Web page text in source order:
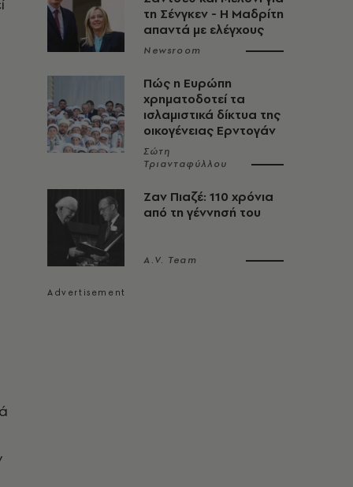
τη Σένγκεν - Η Μαδρίτη
απαντά με ελέγχους
Newsroom
Πώς η Ευρώπη
χρηματοδοτεί τα
ισλαμιστικά δίκτυα της
οικογένειας Ερντογάν
Σώτη
Τριανταφύλλου
Ζαν Πιαζέ: 110 χρόνια
από τη γέννησή του
A.V. Team